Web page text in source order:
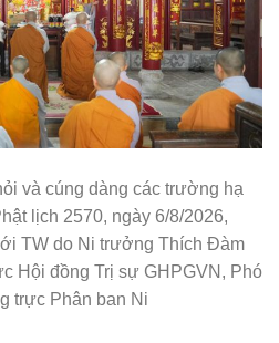
và cúng dàng các trường hạ
lịch 2570, ngày 6/8/2026,
TW do Ni trưởng Thích Đàm
Hội đồng Trị sự GHPGVN, Phó
trực Phân ban Ni